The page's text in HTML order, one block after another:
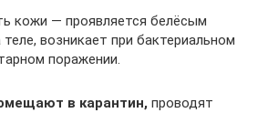
кожи — проявляется белёсым
возникает при бактериальном
поражении.
в карантин, проводят